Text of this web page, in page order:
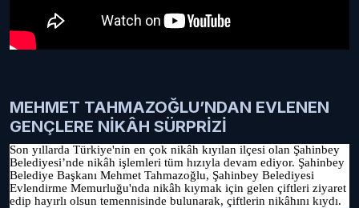
MEHMET TAHMAZOĞLU’NDAN EVLENEN
GENÇLERE NİKÂH SÜRPRİZİ
Son yıllarda Türkiye'nin en çok nikâh kıyılan ilçesi olan Şahinbey
Belediyesi’nde nikâh işlemleri tüm hızıyla devam ediyor. Şahinbey
Belediye Başkanı Mehmet Tahmazoğlu, Şahinbey Belediyesi
Evlendirme Memurluğu'nda nikâh kıymak için gelen çiftleri ziyaret
edip hayırlı olsun temennisinde bulunarak, çiftlerin nikâhını kıydı.